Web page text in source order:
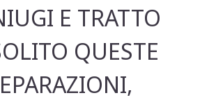
E TRATTO
QUESTE